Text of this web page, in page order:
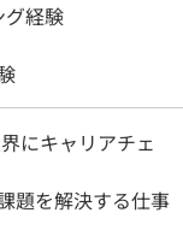
経験
にキャリアチェ
題を解決する仕事